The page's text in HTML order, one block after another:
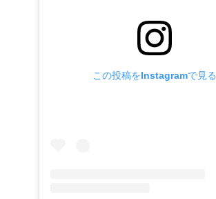
この投稿をInstagramで見る